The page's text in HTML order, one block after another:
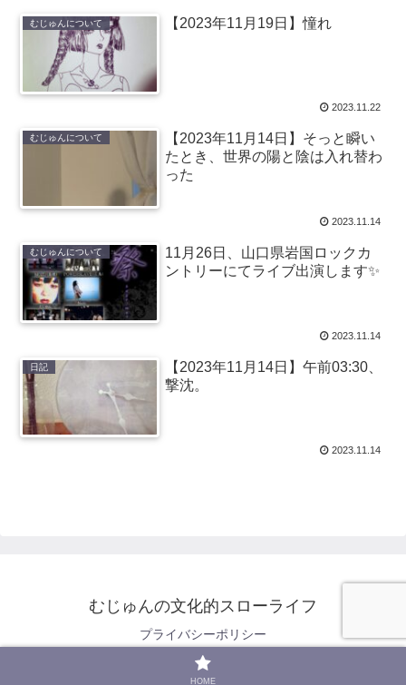
むじゅんについて 【2023年11月19日】憧れ
2023.11.22
むじゅんについて
【2023年11月14日】そっと瞬い
たとき、世界の陽と陰は入れ替わ
った
2023.11.14
むじゅんについて
11月26日、山口県岩国ロックカ
ントリーにてライブ出演します✨
2023.11.14
日記
【2023年11月14日】午前03:30、
撃沈。
2023.11.14
むじゅんの文化的スローライフ
プライバシーポリシー
© 2022 むじゅんの文化的スローライフ.
HOME